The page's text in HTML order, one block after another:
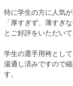
特に学生の方に人気が
「厚すぎず、薄すぎ
とご好評をいただいて
学生の選手用袴とし
湯通し済みですので
す。